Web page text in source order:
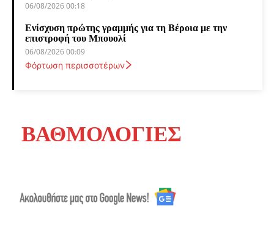
06/08/2026 00:18
Ενίσχυση πρώτης γραμμής για τη Βέροια με την
επιστροφή του Μπουολί
06/08/2026 00:09
Φόρτωση περισσοτέρων
ΒΑΘΜΟΛΟΓΙΕΣ